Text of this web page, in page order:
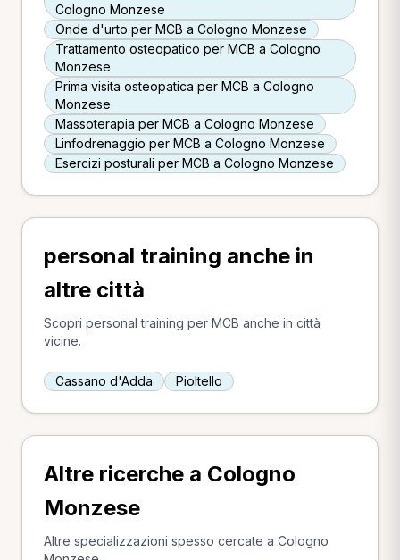
Cologno Monzese
Onde d'urto per MCB a Cologno Monzese
Trattamento osteopatico per MCB a Cologno
Monzese
Prima visita osteopatica per MCB a Cologno
Monzese
Massoterapia per MCB a Cologno Monzese
Linfodrenaggio per MCB a Cologno Monzese
Esercizi posturali per MCB a Cologno Monzese
personal training anche in
altre città
Scopri personal training per MCB anche in città
vicine.
Cassano d'Adda Pioltello
Altre ricerche a Cologno
Monzese
Altre specializzazioni spesso cercate a Cologno